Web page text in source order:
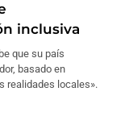
inclusiva
que su país
basado en
realidades locales».